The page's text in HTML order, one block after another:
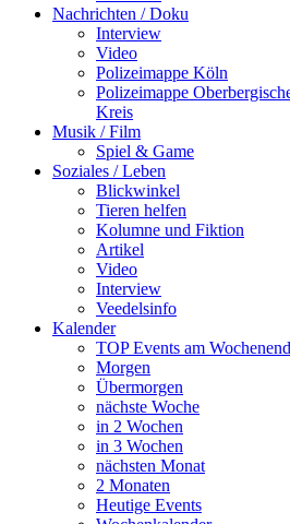
Nachrichten / Doku
Interview
Video
Polizeimappe Köln
Polizeimappe
Kreis
Musik / Film
Spiel & Game
Soziales / Leben
Blickwinkel
Tieren helfen
Kolumne und Fiktion
Artikel
Video
Interview
Veedelsinfo
Kalender
TOP Events am
Morgen
Übermorgen
nächste Woche
in 2 Wochen
in 3 Wochen
nächsten Monat
2 Monaten
Heutige Events